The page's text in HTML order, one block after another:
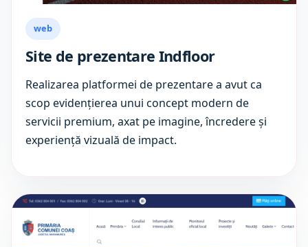
web
Site de prezentare Indfloor
Realizarea platformei de prezentare a avut ca
scop evidențierea unui concept modern de
servicii premium, axat pe imagine, încredere și
experiență vizuală de impact.